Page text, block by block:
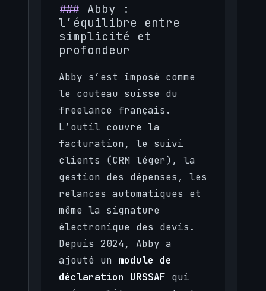
Abby :
l’équilibre entre
simplicité et
profondeur
Abby s’est imposé comme
le couteau suisse du
freelance français.
L’outil couvre la
facturation, le suivi
clients (CRM léger), la
gestion des dépenses, les
relances automatiques et
même la signature
électronique des devis.
Depuis 2024, Abby a
ajouté un module de
déclaration URSSAF qui